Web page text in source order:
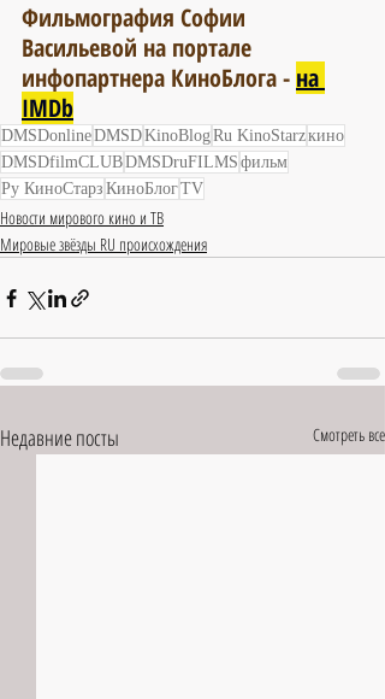
Фильмография Софии
Васильевой на портале
инфопартнера КиноБлога - на
IMDb
DMSDonlineDMSDKinoBlogRu KinoStarzкино
DMSDfilmCLUBDMSDruFILMS фильм
Ру КиноСтарз КиноБлогTV
Новости мирового кино и ТВ
Мировые звёзды RU происхождения
Недавние посты Смотреть все